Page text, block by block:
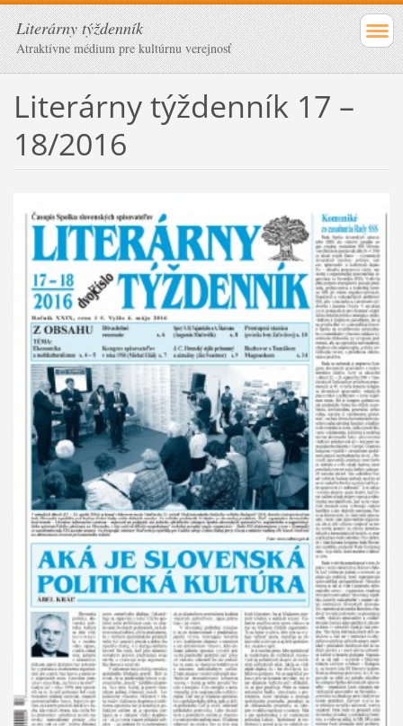
Literárny týždenník
Atraktívne médium pre kultúrnu verejnosť
Literárny týždenník 17 –
18/2016